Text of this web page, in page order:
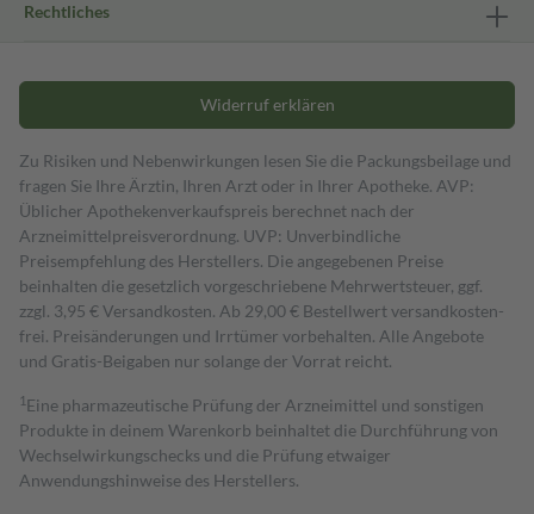
Rechtliches
Widerruf erklären
Zu Risiken und Nebenwirkungen lesen Sie die Packungsbeilage und
fragen Sie Ihre Ärztin, Ihren Arzt oder in Ihrer Apotheke. AVP:
Üblicher Apothekenverkaufspreis berechnet nach der
Arzneimittelpreisverordnung. UVP: Unverbindliche
Preisempfehlung des Herstellers. Die angegebenen Preise
beinhalten die gesetzlich vorgeschriebene Mehrwertsteuer, ggf.
zzgl. 3,95 € Versandkosten. Ab 29,00 € Bestell­wert versand­kosten­
frei. Preisänderungen und Irrtümer vorbehalten. Alle Angebote
und Gratis-Beigaben nur solange der Vorrat reicht.
1 Eine pharmazeutische Prüfung der Arzneimittel und sonstigen
Produkte in deinem Warenkorb beinhaltet die Durchführung von
Wechselwirkungschecks und die Prüfung etwaiger
Anwendungshinweise des Herstellers.